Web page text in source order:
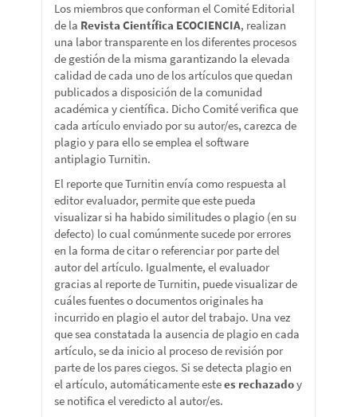
Los miembros que conforman el Comité Editorial
de la Revista Científica ECOCIENCIA, realizan
una labor transparente en los diferentes procesos
de gestión de la misma garantizando la elevada
calidad de cada uno de los artículos que quedan
publicados a disposición de la comunidad
académica y científica. Dicho Comité verifica que
cada artículo enviado por su autor/es, carezca de
plagio y para ello se emplea el software
antiplagio Turnitin.
El reporte que Turnitin envía como respuesta al
editor evaluador, permite que este pueda
visualizar si ha habido similitudes o plagio (en su
defecto) lo cual comúnmente sucede por errores
en la forma de citar o referenciar por parte del
autor del artículo. Igualmente, el evaluador
gracias al reporte de Turnitin, puede visualizar de
cuáles fuentes o documentos originales ha
incurrido en plagio el autor del trabajo. Una vez
que sea constatada la ausencia de plagio en cada
artículo, se da inicio al proceso de revisión por
parte de los pares ciegos. Si se detecta plagio en
el artículo, automáticamente estees rechazadoy
se notifica el veredicto al autor/es.